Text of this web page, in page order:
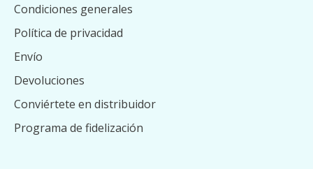
Condiciones generales
Política de privacidad
Envío
Devoluciones
Conviértete en distribuidor
Programa de fidelización